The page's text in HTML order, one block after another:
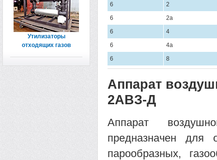
6
2
6
2а
6
4
6
4а
6
8
Аппарат
2АВЗ-Д
Аппарат
предназначен для
парообразных,
Утилизаторы
отходящих газов